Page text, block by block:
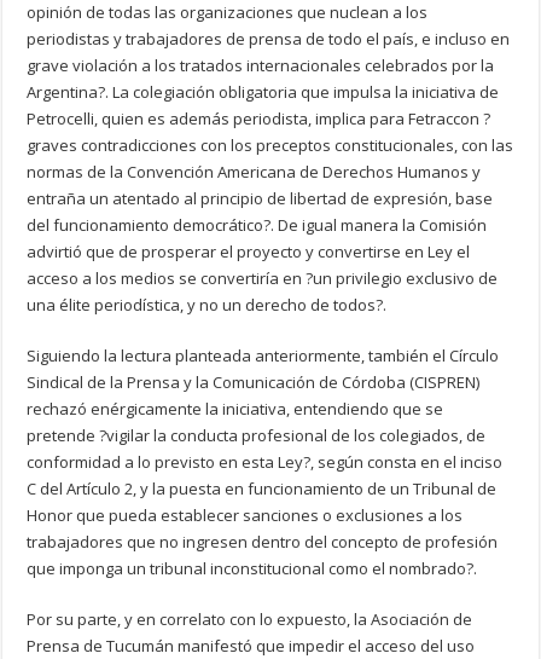
opinión de todas las organizaciones que nuclean a los
periodistas y trabajadores de prensa de todo el país, e incluso en
grave violación a los tratados internacionales celebrados por la
Argentina?. La colegiación obligatoria que impulsa la iniciativa de
Petrocelli, quien es además periodista, implica para Fetraccon ?
graves contradicciones con los preceptos constitucionales, con las
normas de la Convención Americana de Derechos Humanos y
entraña un atentado al principio de libertad de expresión, base
del funcionamiento democrático?. De igual manera la Comisión
advirtió que de prosperar el proyecto y convertirse en Ley el
acceso a los medios se convertiría en ?un privilegio exclusivo de
una élite periodística, y no un derecho de todos?.
Siguiendo la lectura planteada anteriormente, también el Círculo
Sindical de la Prensa y la Comunicación de Córdoba (CISPREN)
rechazó enérgicamente la iniciativa, entendiendo que se
pretende ?vigilar la conducta profesional de los colegiados, de
conformidad a lo previsto en esta Ley?, según consta en el inciso
C del Artículo 2, y la puesta en funcionamiento de un Tribunal de
Honor que pueda establecer sanciones o exclusiones a los
trabajadores que no ingresen dentro del concepto de profesión
que imponga un tribunal inconstitucional como el nombrado?.
Por su parte, y en correlato con lo expuesto, la Asociación de
Prensa de Tucumán manifestó que impedir el acceso del uso